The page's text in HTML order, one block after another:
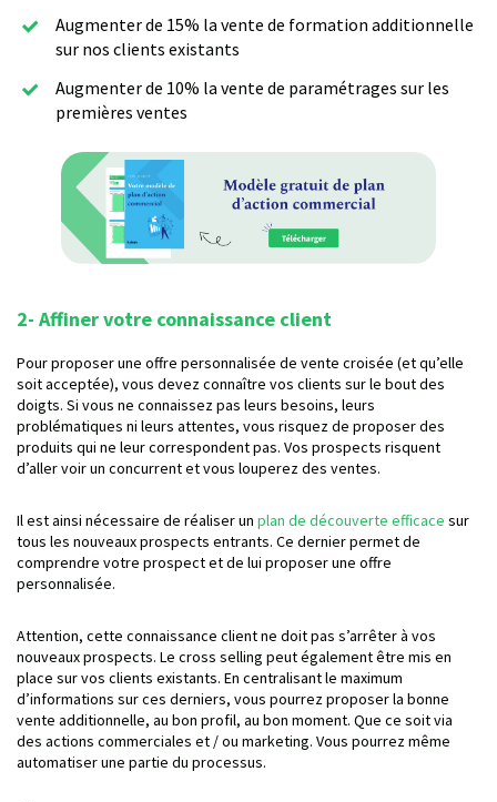
Augmenter de 15% la vente de formation additionnelle
sur nos clients existants
Augmenter de 10% la vente de paramétrages sur les
premières ventes
2- Affiner votre connaissance client
Pour proposer une offre personnalisée de vente croisée (et qu’elle
soit acceptée), vous devez connaître vos clients sur le bout des
doigts. Si vous ne connaissez pas leurs besoins, leurs
problématiques ni leurs attentes, vous risquez de proposer des
produits qui ne leur correspondent pas. Vos prospects risquent
d’aller voir un concurrent et vous louperez des ventes.
Il est ainsi nécessaire de réaliser un plan de découverte efficace sur
tous les nouveaux prospects entrants. Ce dernier permet de
comprendre votre prospect et de lui proposer une offre
personnalisée.
Attention, cette connaissance client ne doit pas s’arrêter à vos
nouveaux prospects. Le cross selling peut également être mis en
place sur vos clients existants. En centralisant le maximum
d’informations sur ces derniers, vous pourrez proposer la bonne
vente additionnelle, au bon profil, au bon moment. Que ce soit via
des actions commerciales et / ou marketing. Vous pourrez même
automatiser une partie du processus.